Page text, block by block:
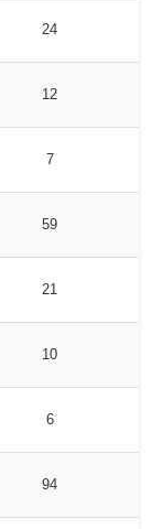
24
12
7
59
21
10
6
94